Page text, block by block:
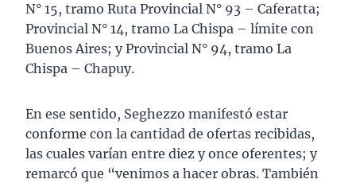
N° 15, tramo Ruta Provincial N° 93 – Caferatta;
Provincial N° 14, tramo La Chispa – límite con
Buenos Aires; y Provincial N° 94, tramo La
Chispa – Chapuy.
En ese sentido, Seghezzo manifestó estar
conforme con la cantidad de ofertas recibidas,
las cuales varían entre diez y once oferentes; y
remarcó que “venimos a hacer obras. También